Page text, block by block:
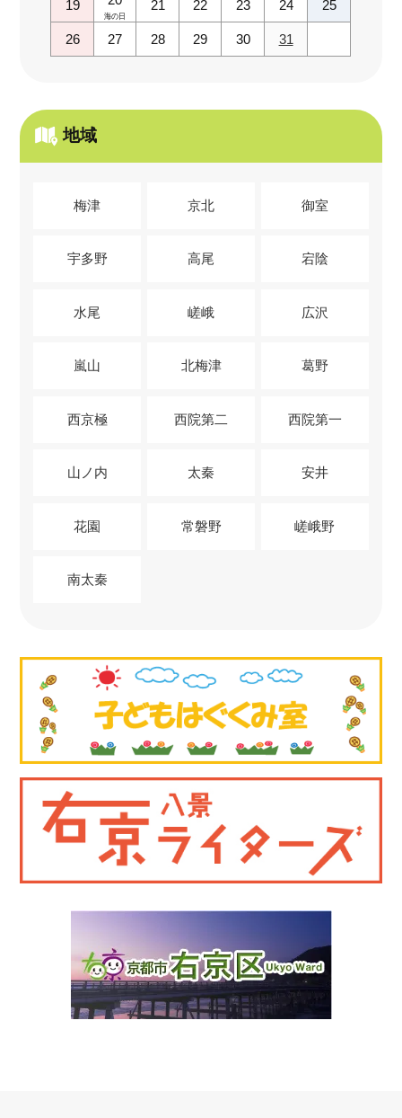
19
海の日
21 22 23 24 25
26 27 28 29 30 31
地域
梅津 京北 御室
宇多野 高尾 宕陰
水尾 嵯峨 広沢
嵐山 北梅津 葛野
西京極 西院第二 西院第一
山ノ内 太秦 安井
花園 常磐野 嵯峨野
南太秦